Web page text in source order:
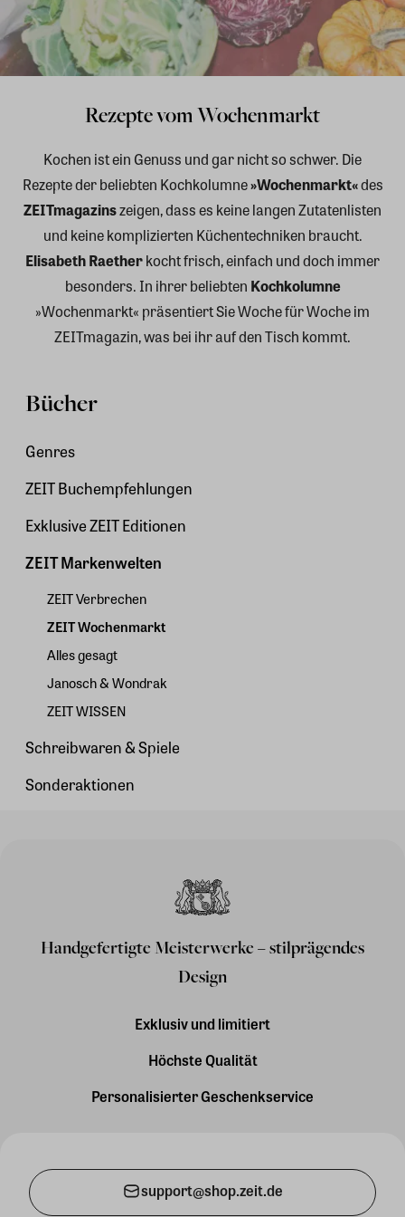
Rezepte vom Wochenmarkt
Kochen ist ein Genuss und gar nicht so schwer. Die
Rezepte der beliebten Kochkolumne»Wochenmarkt«des
ZEITmagazinszeigen, dass es keine langen Zutatenlisten
und keine komplizierten Küchentechniken braucht.
Elisabeth Raetherkocht frisch, einfach und doch immer
besonders. In ihrer beliebten Kochkolumne
»Wochenmarkt« präsentiert Sie Woche für Woche im
ZEITmagazin, was bei ihr auf den Tisch kommt.
Bücher
Genres
ZEIT Buchempfehlungen
Exklusive ZEIT Editionen
ZEIT Markenwelten
ZEIT Verbrechen
ZEIT Wochenmarkt
Alles gesagt
Janosch & Wondrak
ZEIT WISSEN
Schreibwaren & Spiele
Sonderaktionen
Handgefertigte Meisterwerke – stilprägendes
Design
Exklusiv und limitiert
Höchste Qualität
Personalisierter Geschenkservice
support@shop.zeit.de